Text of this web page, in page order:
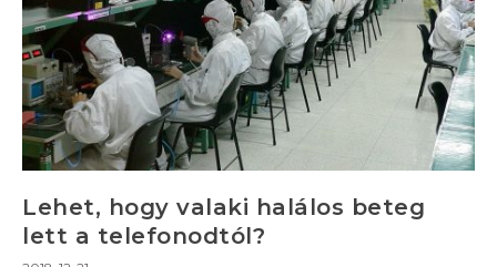
Lehet, hogy valaki halálos beteg
lett a telefonodtól?